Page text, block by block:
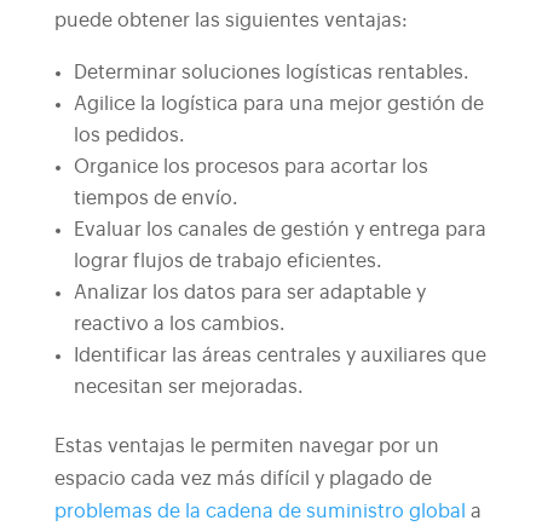
puede obtener las siguientes ventajas:
Determinar soluciones logísticas rentables.
Agilice la logística para una mejor gestión de
los pedidos.
Organice los procesos para acortar los
tiempos de envío.
Evaluar los canales de gestión y entrega para
lograr flujos de trabajo eficientes.
Analizar los datos para ser adaptable y
reactivo a los cambios.
Identificar las áreas centrales y auxiliares que
necesitan ser mejoradas.
Estas ventajas le permiten navegar por un
espacio cada vez más difícil y plagado de
problemas de la cadena de suministro global a